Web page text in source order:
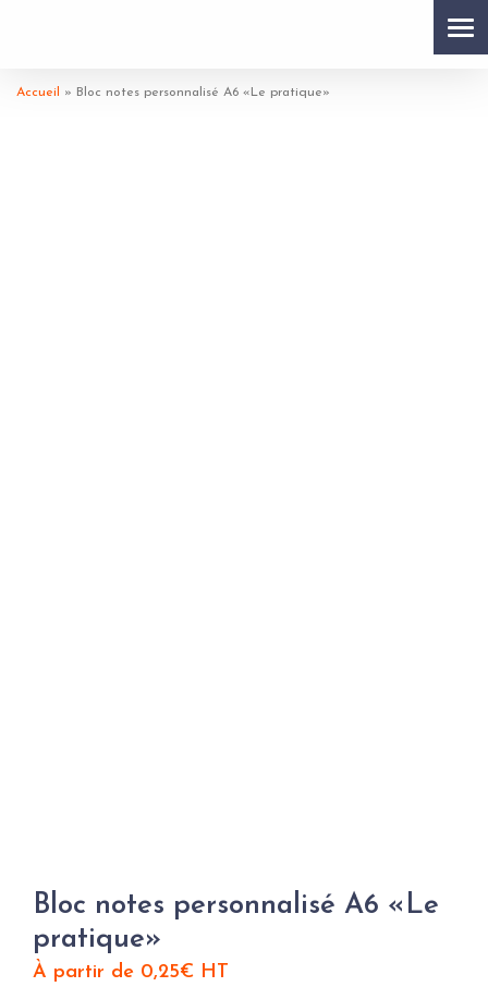
Accueil » Bloc notes personnalisé A6 «Le pratique»
Bloc notes personnalisé A6 «Le
pratique»
À partir de 0,25€ HT